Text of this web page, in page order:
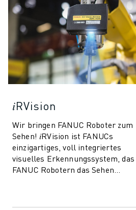
𝑖RVision
Wir bringen FANUC Roboter zum
Sehen! 𝑖RVision ist FANUCs
einzigartiges, voll integriertes
visuelles Erkennungssystem, das
FANUC Robotern das Sehen